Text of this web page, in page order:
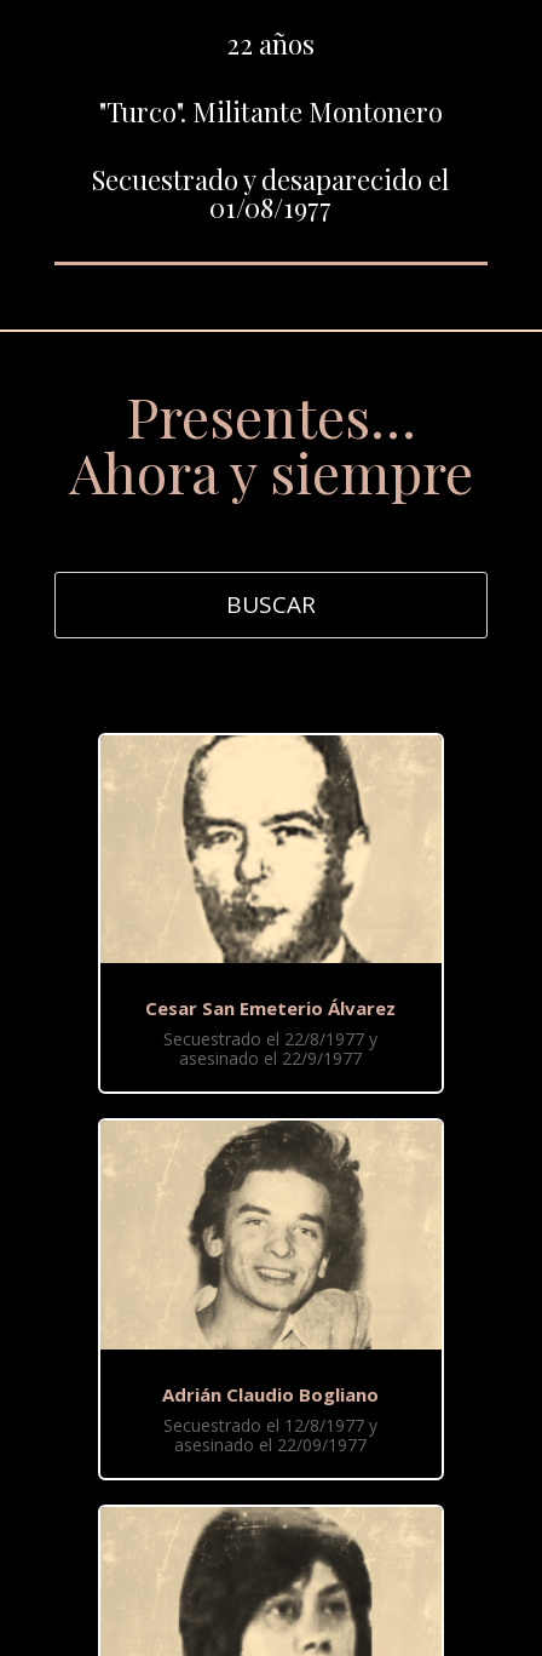
22 años
"Turco". Militante Montonero
Secuestrado y desaparecido el
01/08/1977
Presentes…
Ahora y siempre
Cesar San Emeterio Álvarez
Secuestrado el 22/8/1977 y
asesinado el 22/9/1977
Adrián Claudio Bogliano
Secuestrado el 12/8/1977 y
asesinado el 22/09/1977